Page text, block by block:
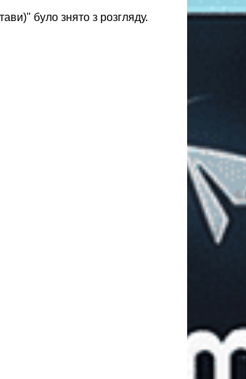
було знято з розгляду.